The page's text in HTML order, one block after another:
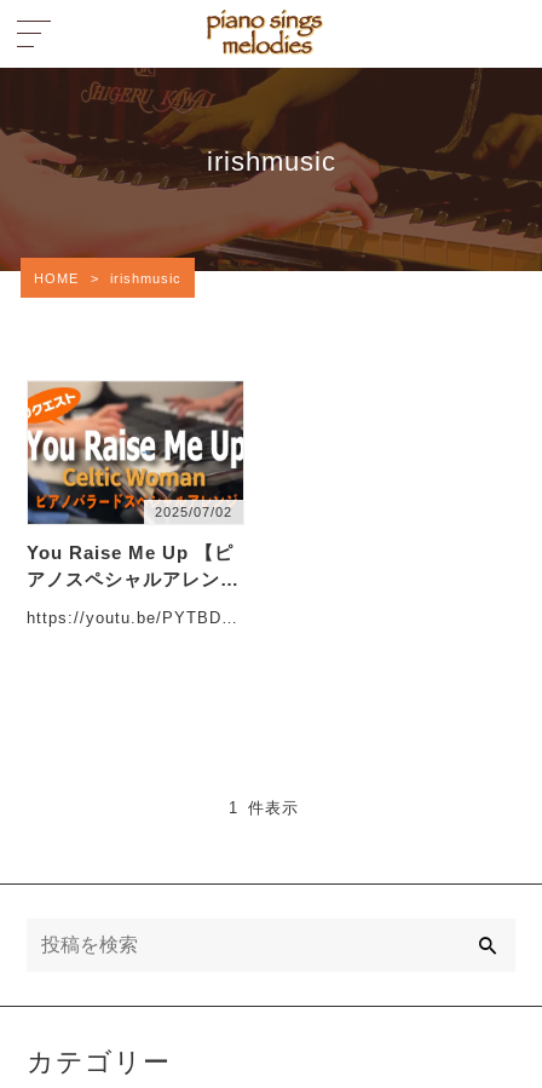
irishmusic
HOME > irishmusic
2025/07/02
You Raise Me Up 【ピ
アノスペシャルアレン
プしました
https://youtu.be/PYTBDSBynx8?
1 件表示
カテゴリー